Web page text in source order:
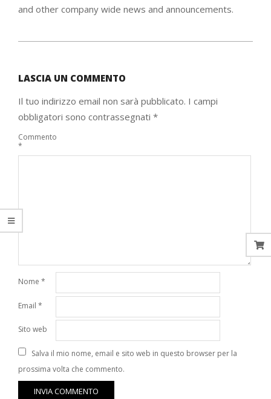
and other company wide news and announcements.
11
LASCIA UN COMMENTO
Il tuo indirizzo email non sarà pubblicato. I campi
obbligatori sono contrassegnati *
Commento
*
Nome *
Email *
Sito web
Salva il mio nome, email e sito web in questo browser per la
prossima volta che commento.